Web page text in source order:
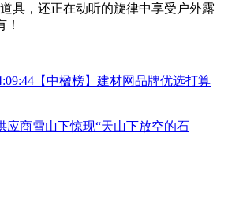
具，还正在动听的旋律中享受户外露
【中楹榜】建材网品牌优选打算
应商雪山下惊现“天山下放空的石